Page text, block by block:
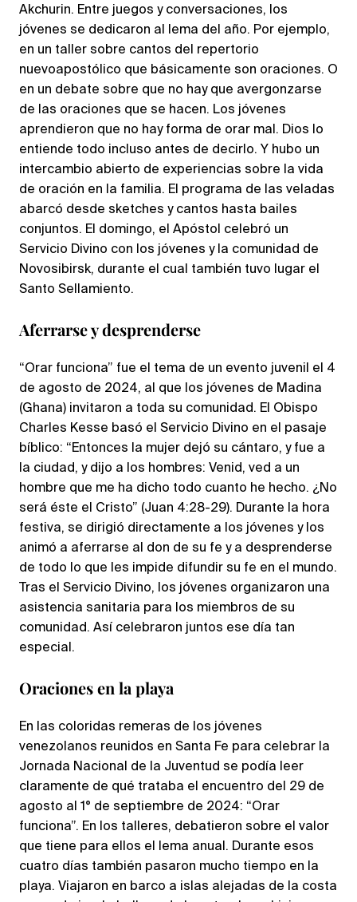
Akchurin. Entre juegos y conversaciones, los
jóvenes se dedicaron al lema del año. Por ejemplo,
en un taller sobre cantos del repertorio
nuevoapostólico que básicamente son oraciones. O
en un debate sobre que no hay que avergonzarse
de las oraciones que se hacen. Los jóvenes
aprendieron que no hay forma de orar mal. Dios lo
entiende todo incluso antes de decirlo. Y hubo un
intercambio abierto de experiencias sobre la vida
de oración en la familia. El programa de las veladas
abarcó desde sketches y cantos hasta bailes
conjuntos. El domingo, el Apóstol celebró un
Servicio Divino con los jóvenes y la comunidad de
Novosibirsk, durante el cual también tuvo lugar el
Santo Sellamiento.
Aferrarse y desprenderse
“Orar funciona” fue el tema de un evento juvenil el 4
de agosto de 2024, al que los jóvenes de Madina
(Ghana) invitaron a toda su comunidad. El Obispo
Charles Kesse basó el Servicio Divino en el pasaje
bíblico: “Entonces la mujer dejó su cántaro, y fue a
la ciudad, y dijo a los hombres: Venid, ved a un
hombre que me ha dicho todo cuanto he hecho. ¿No
será éste el Cristo” (Juan 4:28-29). Durante la hora
festiva, se dirigió directamente a los jóvenes y los
animó a aferrarse al don de su fe y a desprenderse
de todo lo que les impide difundir su fe en el mundo.
Tras el Servicio Divino, los jóvenes organizaron una
asistencia sanitaria para los miembros de su
comunidad. Así celebraron juntos ese día tan
especial.
Oraciones en la playa
En las coloridas remeras de los jóvenes
venezolanos reunidos en Santa Fe para celebrar la
Jornada Nacional de la Juventud se podía leer
claramente de qué trataba el encuentro del 29 de
agosto al 1° de septiembre de 2024: “Orar
funciona”. En los talleres, debatieron sobre el valor
que tiene para ellos el lema anual. Durante esos
cuatro días también pasaron mucho tiempo en la
playa. Viajaron en barco a islas alejadas de la costa